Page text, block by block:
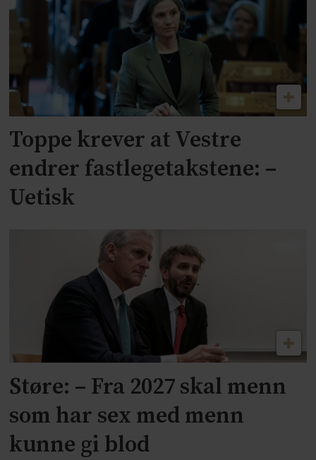
Toppe krever at Vestre
endrer fastlegetakstene: –
Uetisk
Støre: – Fra 2027 skal menn
som har sex med menn
kunne gi blod